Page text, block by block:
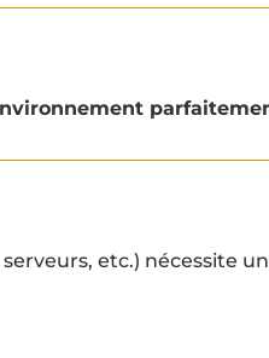
etc.) nécessite